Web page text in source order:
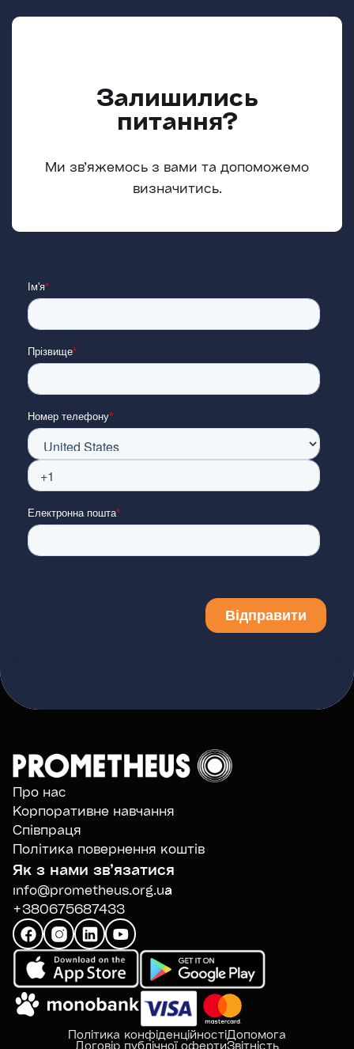
Залишились
питання?
Ми зв’яжемось з вами та допоможемо
визначитись.
Про нас
Корпоративне навчання
Співпраця
Політика повернення коштів
Як з нами звʼязатися
info@prometheus.org.ua
+380675687433
Політика конфіденційностіДопомога
Договір публічної офертиЗвітність